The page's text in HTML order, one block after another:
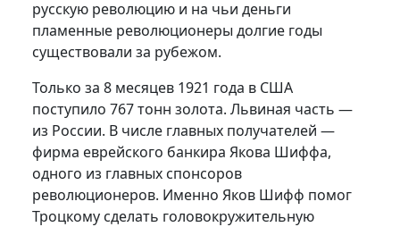
русскую революцию и на чьи деньги
пламенные революционеры дол­гие годы
существовали за рубежом.
Только за 8 месяцев 1921 года в США
поступило 767 тонн золо­та. Львиная часть —
из России. В числе главных получателей —
фирма еврейского банкира Якова Шиффа,
одного из главных спонсоров
революционеров. Именно Яков Шифф помог
Троцкому сделать го­ловокружительную